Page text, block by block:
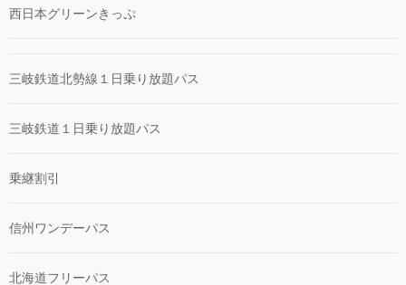
西日本グリーンきっぷ
三岐鉄道北勢線１日乗り放題パス
三岐鉄道１日乗り放題パス
乗継割引
信州ワンデーパス
北海道フリーパス